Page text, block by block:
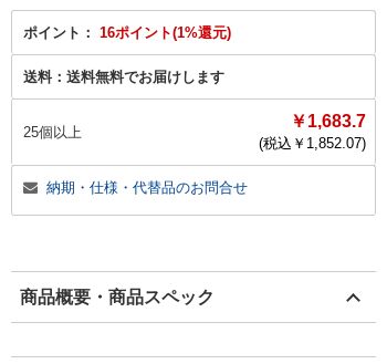
ポイント： 16ポイント(1%還元)
送料： 送料無料でお届けします
25個以上
￥1,683.7
(税込￥ 1,852.07)
納期・仕様・代替品のお問合せ
商品概要・商品スペック